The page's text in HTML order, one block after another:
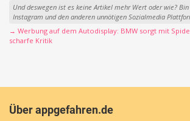
Und deswegen ist es keine Artikel mehr Wert oder wie?
Instagram und den anderen unnötigen Sozialmedia
→ Werbung auf dem Autodisplay: BMW sorgt mit
scharfe Kritik
Über appgefahren.de